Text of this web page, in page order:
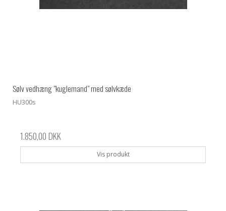
Sølv vedhæng "kuglemand" med sølvkæde
HU300s
1.850,00 DKK
Vis produkt